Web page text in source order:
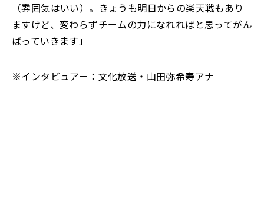
（雰囲気はいい）。きょうも明日からの楽天戦もあり
ますけど、変わらずチームの力になれればと思ってがん
ばっていきます」
※インタビュアー：文化放送・山田弥希寿アナ